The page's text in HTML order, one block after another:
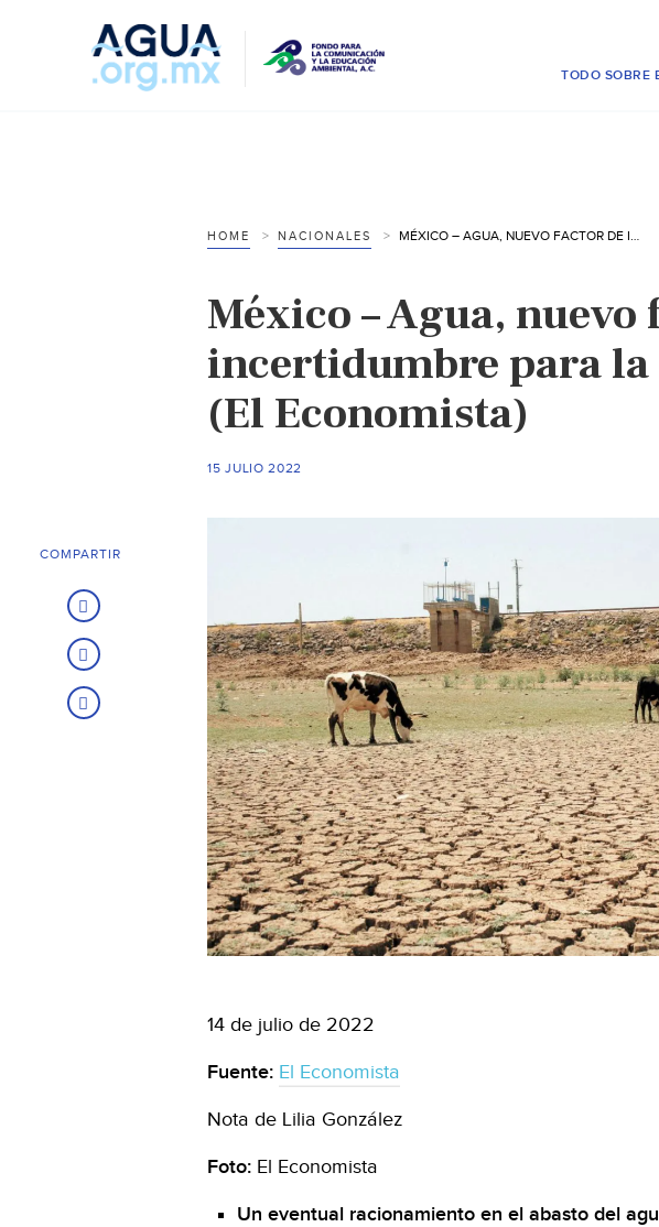
TODO SOBRE
HOME NACIONALES MÉXICO – AGUA, NUEVO FACTOR DE INCERTIDUMBRE PARA LA INDUSTRIA (EL ECONOMISTA)
México – Agua, nuevo
incertidumbre para
(El Economista)
15 JULIO 2022
14 de julio de 2022
Fuente: El Economista
Nota de Lilia González
Foto: El Economista
Un eventual racionamiento en el abasto del
COMPARTIR